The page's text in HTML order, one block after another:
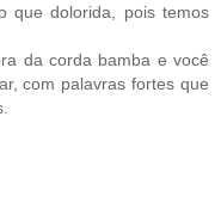
que dolorida, pois temos
da corda bamba e você
com palavras fortes que